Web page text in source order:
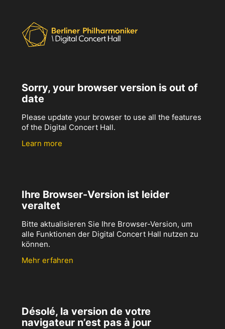
Sorry, your browser version is out of
date
Please update your browser to use all the features
of the Digital Concert Hall.
Learn more
Ihre Browser-Version ist leider
veraltet
Bitte aktualisieren Sie Ihre Browser-Version, um
alle Funktionen der Digital Concert Hall nutzen zu
können.
Mehr erfahren
Désolé, la version de votre
navigateur n’est pas à jour